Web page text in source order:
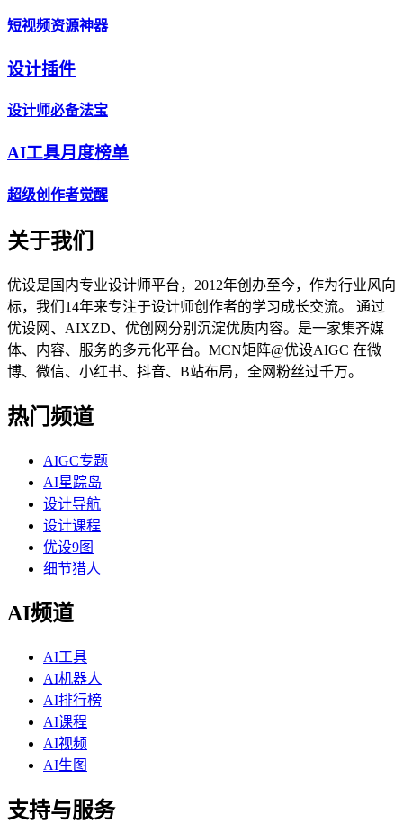
短视频资源神器
设计插件
设计师必备法宝
AI工具月度榜单
超级创作者觉醒
关于我们
优设是国内专业设计师平台，2012年创办至今，作为行业风向
标，我们14年来专注于设计师创作者的学习成长交流。 通过
优设网、AIXZD、优创网分别沉淀优质内容。是一家集齐媒
体、内容、服务的多元化平台。MCN矩阵@优设AIGC 在微
博、微信、小红书、抖音、B站布局，全网粉丝过千万。
热门频道
AIGC专题
AI星踪岛
设计导航
设计课程
优设9图
细节猎人
AI频道
AI工具
AI机器人
AI排行榜
AI课程
AI视频
AI生图
支持与服务